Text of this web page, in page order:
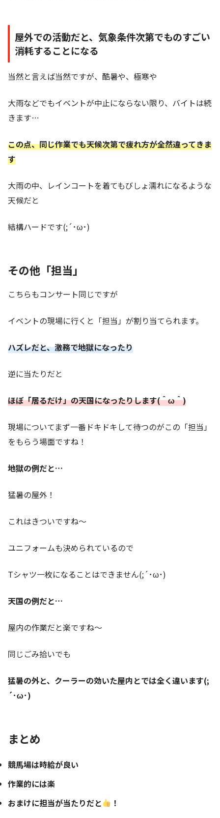
屋外での活動だと、気象条件次第でものすごい
消耗することになる
当然と言えば当然ですが、酷暑や、極寒や
大雨などでもイベントが中止にならない限り、バイトは続
きます…
この点、同じ作業でも天候次第で疲れ方が全然違ってきま
す
大雨の中、レインコートを着てもびしょ濡れになるような
天候だと
結構ハードです(;´･ω･)
その他「担当」
こちらもコンサート同じですが
イベントの現場に行くと「担当」が割り当てられます。
ハズレだと、激務で地獄になったり
逆に当たりだと
ほぼ「居るだけ」の天国になったりします(＾ω＾)
現場についてまず一番ドキドキして待つのがこの「担当」
をもらう場面ですね！
地獄の例だと…
猛暑の屋外！
これはきついですね～
ユニフォームも決められているので
Tシャツ一枚になることはできません(;´･ω･)
天国の例だと…
屋内の作業だと楽ですね～
同じごみ拾いでも
猛暑の外と、クーラーの効いた屋内とでは全く違います(;
´･ω･)
まとめ
競馬場は時給が良い
作業的には楽
おまけに担当が当たりだと
！